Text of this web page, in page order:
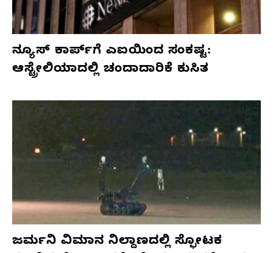
ನ್ಯೂಸ್ ಕಾರ್ಪ್‌ಗೆ ಎಐಯಿಂದ ಸಂಕಷ್ಟ:
ಆಸ್ಟ್ರೇಲಿಯಾದಲ್ಲಿ ಚಂದಾದಾರಿಕೆ ಕುಸಿತ
ಜರ್ಮನಿ ವಿಮಾನ ನಿಲ್ದಾಣದಲ್ಲಿ ಸ್ಫೋಟಕ